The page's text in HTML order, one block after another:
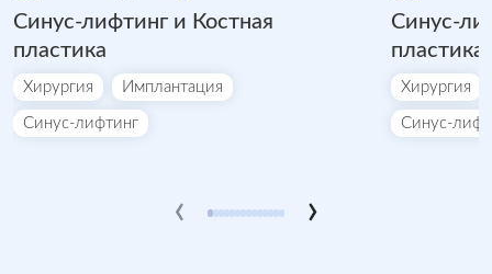
Синус-лифтинг и Костная
пластика
Хирургия Имплантация
Синус-лифтинг
Синус-
пластика
Хирургия
Синус-
‹ ›